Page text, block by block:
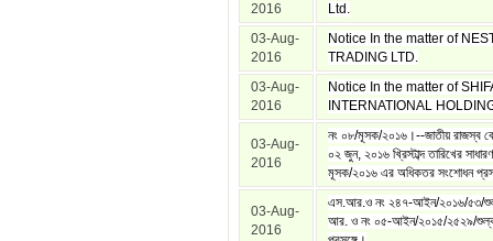
2016
Ltd.
03-Aug-
2016
Notice In the matter of
TRADING LTD.
03-Aug-
2016
Notice In the matter of
INTERNATIONAL
03-Aug-
2016
নং ০৮/মূসক/২০১৬।--জাতীয় রাজস্ব
০২ জুন, ২০১৬ খ্রিস্টাব্দ তারিখের
মূসক/২০১৬ এর অধিকতর সংশোধন
03-Aug-
2016
এস.আর.ও নং ২৪৭-আইন/২০১৬/৫৩/
আর. ও নং ০৫-আইন/২০১৫/২৫২৯/